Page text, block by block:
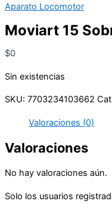
Aparato Locomotor
Moviart 15
$0
Sin existencias
SKU: 7703234103662
Valoraciones (0)
Valoraciones
No hay valoraciones aún.
Solo los usuarios